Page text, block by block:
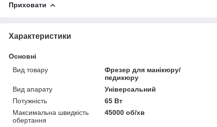
Приховати
Характеристики
Основні
Вид товару
Фрезер для манікюру/
педикюру
Вид апарату
Універсальний
Потужність
65 Вт
Максимальна швидкість
обертання
45000 об/хв